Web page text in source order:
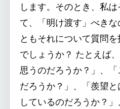
します。そのとき、私
て、「明け渡す」べき
ともそれについて質問
でしょうか？ たとえば
思うのだろうか？」、
だろうか？」、「羨望
しているのだろうか？